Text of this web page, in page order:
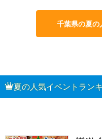
千葉県の夏の
夏の人気イベントラン